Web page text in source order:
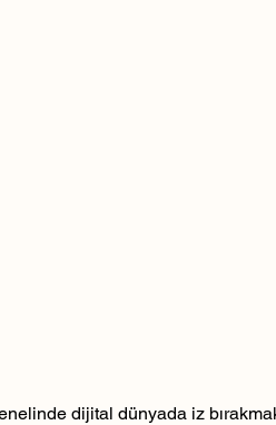
dijital dünyada iz